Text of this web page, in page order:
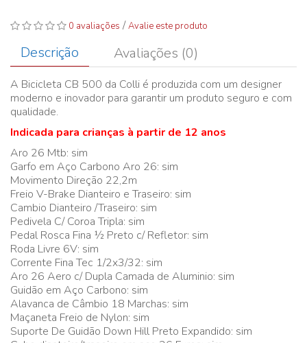
0 avaliações /Avalie este produto
Descrição Avaliações (0)
A Bicicleta CB 500 da Colli é produzida com um designer
moderno e inovador para garantir um produto seguro e com
qualidade.
Indicada para crianças à partir de 12 anos
Aro 26 Mtb: sim
Garfo em Aço Carbono Aro 26: sim
Movimento Direção 22,2m
Freio V-Brake Dianteiro e Traseiro: sim
Cambio Dianteiro /Traseiro: sim
Pedivela C/ Coroa Tripla: sim
Pedal Rosca Fina ½ Preto c/ Refletor: sim
Roda Livre 6V: sim
Corrente Fina Tec 1/2x3/32: sim
Aro 26 Aero c/ Dupla Camada de Aluminio: sim
Guidão em Aço Carbono: sim
Alavanca de Câmbio 18 Marchas: sim
Maçaneta Freio de Nylon: sim
Suporte De Guidão Down Hill Preto Expandido: sim